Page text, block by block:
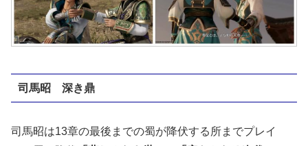
司馬昭 深き鼎
司馬昭は13章の最後までの蜀が降伏する所までプレイ